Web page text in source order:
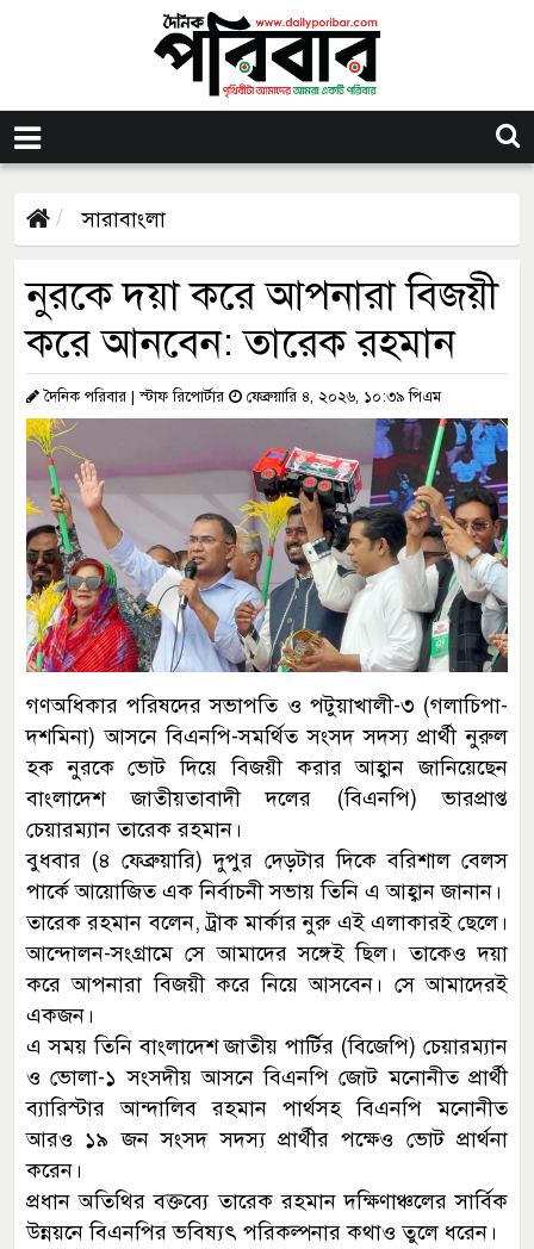
সারাবাংলা
নুরকে দয়া করে আপনারা বিজয়ী
করে আনবেন: তারেক রহমান
দৈনিক পরিবার | স্টাফ রিপোর্টার ফেব্রুয়ারি ৪, ২০২৬, ১০:৩৯ পিএম
গণঅধিকার পরিষদের সভাপতি ও পটুয়াখালী-৩ (গলাচিপা-
দশমিনা) আসনে বিএনপি-সমর্থিত সংসদ সদস্য প্রার্থী নুরুল
হক নুরকে ভোট দিয়ে বিজয়ী করার আহ্বান জানিয়েছেন
বাংলাদেশ জাতীয়তাবাদী দলের (বিএনপি) ভারপ্রাপ্ত
চেয়ারম্যান তারেক রহমান।
বুধবার (৪ ফেব্রুয়ারি) দুপুর দেড়টার দিকে বরিশাল বেলস
পার্কে আয়োজিত এক নির্বাচনী সভায় তিনি এ আহ্বান জানান।
তারেক রহমান বলেন, ট্রাক মার্কার নুরু এই এলাকারই ছেলে।
আন্দোলন-সংগ্রামে সে আমাদের সঙ্গেই ছিল। তাকেও দয়া
করে আপনারা বিজয়ী করে নিয়ে আসবেন। সে আমাদেরই
একজন।
এ সময় তিনি বাংলাদেশ জাতীয় পার্টির (বিজেপি) চেয়ারম্যান
ও ভোলা-১ সংসদীয় আসনে বিএনপি জোট মনোনীত প্রার্থী
ব্যারিস্টার আন্দালিব রহমান পার্থসহ বিএনপি মনোনীত
আরও ১৯ জন সংসদ সদস্য প্রার্থীর পক্ষেও ভোট প্রার্থনা
করেন।
প্রধান অতিথির বক্তব্যে তারেক রহমান দক্ষিণাঞ্চলের সার্বিক
উন্নয়নে বিএনপির ভবিষ্যৎ পরিকল্পনার কথাও তুলে ধরেন।